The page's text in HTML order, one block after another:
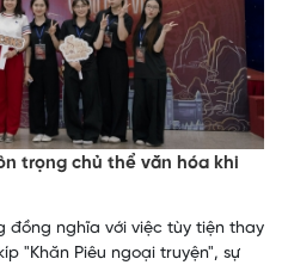
trọng chủ thể văn hóa khi
đồng nghĩa với việc tùy tiện thay
"Khăn Piêu ngoại truyện", sự